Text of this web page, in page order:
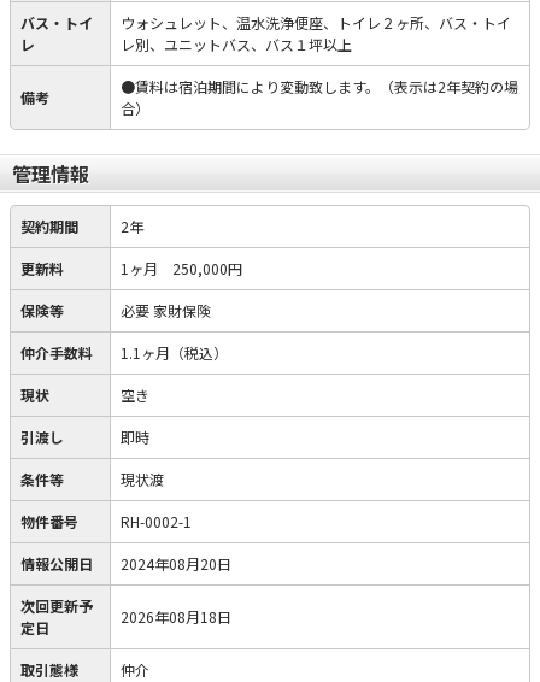
バス・トイ
レ
ウォシュレット、温水洗浄便座、トイレ２ヶ所、バス・トイ
レ別、ユニットバス、バス１坪以上
備考
●賃料は宿泊期間により変動致します。（表示は2年契約の場
合）
管理情報
契約期間 2年
更新料 1ヶ月 250,000円
保険等 必要 家財保険
仲介手数料 1.1ヶ月（税込）
現状 空き
引渡し 即時
条件等 現状渡
物件番号 RH-0002-1
情報公開日 2024年08月20日
次回更新予
定日
2026年08月18日
取引態様 仲介